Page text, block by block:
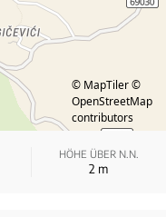
© MapTiler ©
OpenStreetMap
contributors
HÖHE ÜBER N.N.
2 m